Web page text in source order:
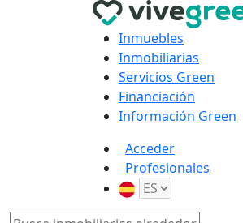
Inmuebles
Inmobiliarias
Servicios Green
Financiación
Información Green
Acceder
Profesionales